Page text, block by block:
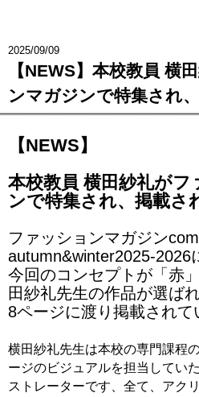
2025/09/09
【NEWS】本校教員 横
ンマガジンで特集され
【NEWS】
本校教員 横田紗礼が
ンで特集され、掲載さ
ファッションマガジン
autumn&winter2025-2026
今回のコンセプトが「赤
田紗礼先生の作品が選ばれ
8ページに渡り掲載されて
横田紗礼先生は本校の専門課程
ージのビジュアルを担当してい
ストレーターです、全て、アク